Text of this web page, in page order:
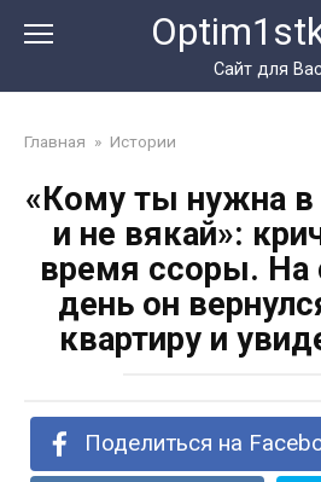
Сайт для
Главная » Истории
«Кому ты нужна в
и не вякай»:
время ссоры.
день он
квартиру и
Поделиться на